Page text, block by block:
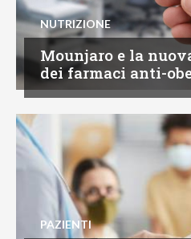
NUTRIZIONE
Mounjaro e la
dei farmaci anti-
PAZIENTI